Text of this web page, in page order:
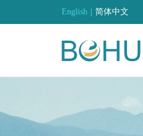
English 简体中文